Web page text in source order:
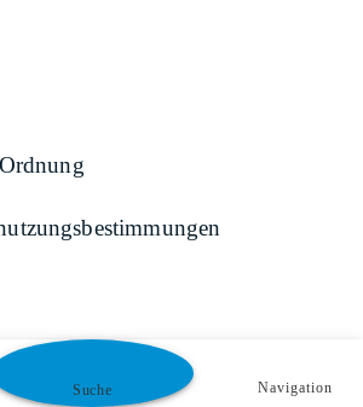
Suche Navigation